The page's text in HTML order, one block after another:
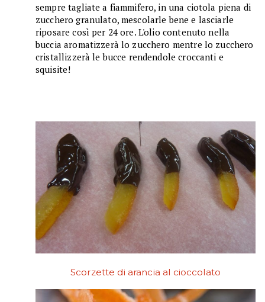
sempre tagliate a fiammifero, in una ciotola piena di
zucchero granulato, mescolarle bene e lasciarle
riposare così per 24 ore. L'olio contenuto nella
buccia aromatizzerà lo zucchero mentre lo zucchero
cristallizzerà le bucce rendendole croccanti e
squisite!
Scorzette di arancia al cioccolato